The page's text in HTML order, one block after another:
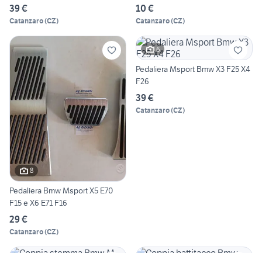
39 €
Catanzaro(CZ)
10 €
Catanzaro(CZ)
8
Pedaliera Bmw Msport X5 E70
F15 e X6 E71 F16
29 €
Catanzaro(CZ)
6
Pedaliera Msport Bmw X3 F25 X4
F26
39 €
Catanzaro(CZ)